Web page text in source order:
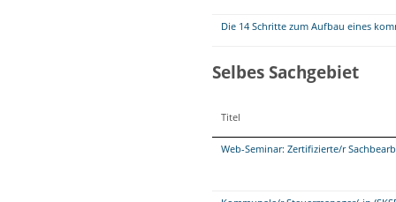
Die 14 Schritte zum Aufbau eines
Selbes Sachgebiet
Titel
Web-Seminar: Zertifizierte/r